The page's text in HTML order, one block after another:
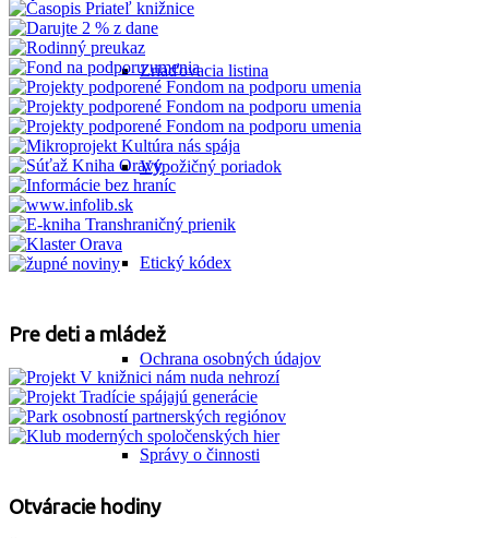
Zriaďovacia listina
Výpožičný poriadok
Etický kódex
Ochrana osobných údajov
Správy o činnosti
Pre deti a mládež
Otváracie hodiny